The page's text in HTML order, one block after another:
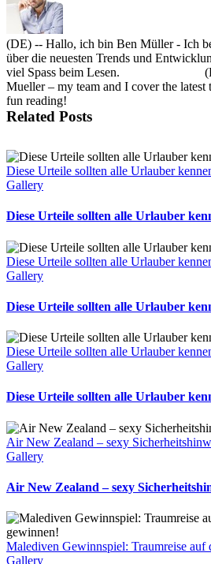
(DE) -- Hallo, ich bin Ben Müller - Ich
über die neuesten Trends und
viel Spass beim Lesen. (EN)
Mueller – my team and I cover the latest
fun reading!
Related Posts
Diese Urteile sollten alle Urlauber
Gallery
Diese Urteile sollten alle Urlauber
Diese Urteile sollten alle Urlauber
Gallery
Diese Urteile sollten alle Urlauber
Diese Urteile sollten alle Urlauber
Gallery
Diese Urteile sollten alle Urlauber
Air New Zealand – sexy
Gallery
Air New Zealand – sexy
Malediven Gewinnspiel: Traumreise
Gallery